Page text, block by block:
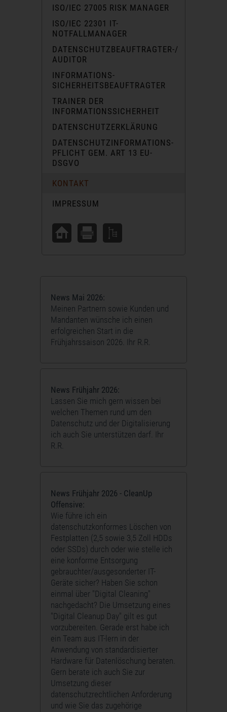
ISO/IEC 27005 RISK MANAGER
ISO/IEC 22301 IT-
NOTFALLMANAGER
DATENSCHUTZBEAUFTRAGTER-/
AUDITOR
INFORMATIONS-
SICHERHEITSBEAUFTRAGTER
TRAINER DER
INFORMATIONSSICHERHEIT
DATENSCHUTZERKLÄRUNG
DATENSCHUTZINFORMATIONS-
PFLICHT GEM. ART 13 EU-
DSGVO
KONTAKT
IMPRESSUM
News Mai 2026:
Meinen Partnern sowie Kunden und
Mandanten wünsche ich einen
erfolgreichen Start in die
Frühjahrssaison 2026. Ihr R.R.
News Frühjahr 2026:
Lassen Sie mich gern wissen bei
welchen Themen rund um den
Datenschutz und der Digitalisierung
ich auch Sie unterstützen darf. Ihr
R.R.
News Frühjahr 2026 - CleanUp
Offensive:
Wie führe ich ein
datenschutzkonformes Löschen von
Festplatten (2,5 sowie 3,5 Zoll HDDs
oder SSDs) durch oder wie stelle ich
eine konforme Entsorgung
gebrauchter/ausgesonderter IT-
Geräte sicher? Haben Sie schon
einmal über "Digital Cleaning"
nachgedacht? Die Umsetzung eines
"Digital Cleanup Day" gilt es gut
vorzubereiten. Gerade erst habe ich
ein Team aus IT-lern in der
Anwendung von standardisierter
Hardware für Datenlöschung beraten.
Gern berate ich auch Sie zur
Umsetzung dieser
datenschutzrechtlichen Anforderung
und wie Sie das zugehörige